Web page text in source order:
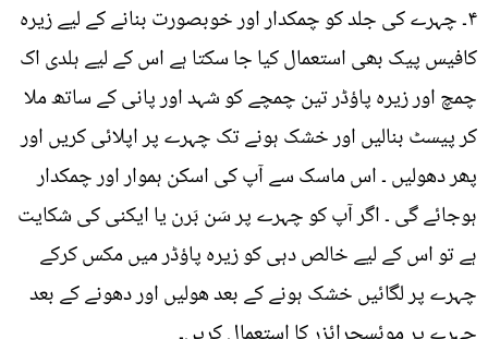
۴۔ چہرے کی جلد کو چمکدار اور خوبصورت بنانے کے لیے زیرہ
کافیس پیک بھی استعمال کیا جا سکتا ہے اس کے لیے ہلدی اک
چمچ اور زیرہ پاؤڈر تین چمچے کو شہد اور پانی کے ساتھ ملا
کر پیسٹ بنالیں اور خشک ہونے تک چہرے پر اپلائی کریں اور
پھر دھولیں ۔ اس ماسک سے آپ کی اسکن ہموار اور چمکدار
ہوجائے گی ۔ اگر آپ کو چہرے پر سَن بَرن یا ایکنی کی شکایت
ہے تو اس کے لیے خالص دہی کو زیرہ پاؤڈر میں مکس کرکے
چہرے پر لگائیں خشک ہونے کے بعد ھولیں اور دھونے کے بعد